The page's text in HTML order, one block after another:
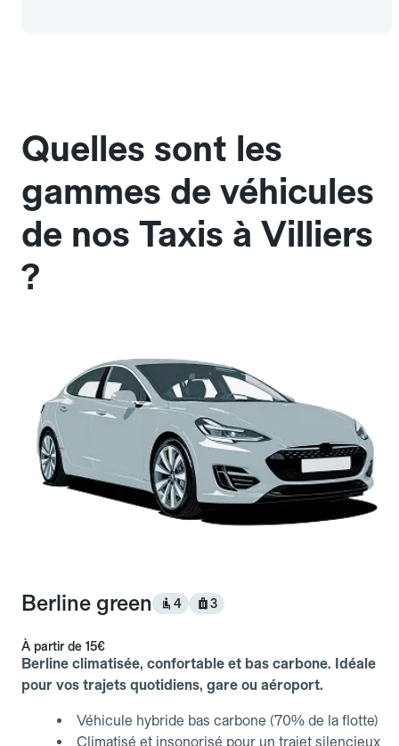
Quelles sont les
gammes de véhicules
de nos Taxis à Villiers
?
Berline green 4 3
À partir de 15€
Berline climatisée, confortable et bas carbone. Idéale
pour vos trajets quotidiens, gare ou aéroport.
Véhicule hybride bas carbone (70% de la flotte)
Climatisé et insonorisé pour un trajet silencieux